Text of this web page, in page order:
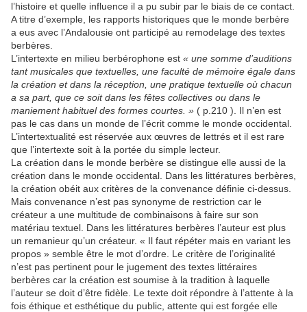
l’histoire et quelle influence il a pu subir par le biais de ce contact.
A titre d’exemple, les rapports historiques que le monde berbère
a eus avec l’Andalousie ont participé au remodelage des textes
berbères.
L’intertexte en milieu berbérophone est « une somme d’auditions
tant musicales que textuelles, une faculté de mémoire égale dans
la création et dans la réception, une pratique textuelle où chacun
a sa part, que ce soit dans les fêtes collectives ou dans le
maniement habituel des formes courtes. » ( p.210 ). Il n’en est
pas le cas dans un monde de l’écrit comme le monde occidental.
L’intertextualité est réservée aux œuvres de lettrés et il est rare
que l’intertexte soit à la portée du simple lecteur.
La création dans le monde berbère se distingue elle aussi de la
création dans le monde occidental. Dans les littératures berbères,
la création obéit aux critères de la convenance définie ci-dessus.
Mais convenance n’est pas synonyme de restriction car le
créateur a une multitude de combinaisons à faire sur son
matériau textuel. Dans les littératures berbères l’auteur est plus
un remanieur qu’un créateur. « Il faut répéter mais en variant les
propos » semble être le mot d’ordre. Le critère de l’originalité
n’est pas pertinent pour le jugement des textes littéraires
berbères car la création est soumise à la tradition à laquelle
l’auteur se doit d’être fidèle. Le texte doit répondre à l’attente à la
fois éthique et esthétique du public, attente qui est forgée elle